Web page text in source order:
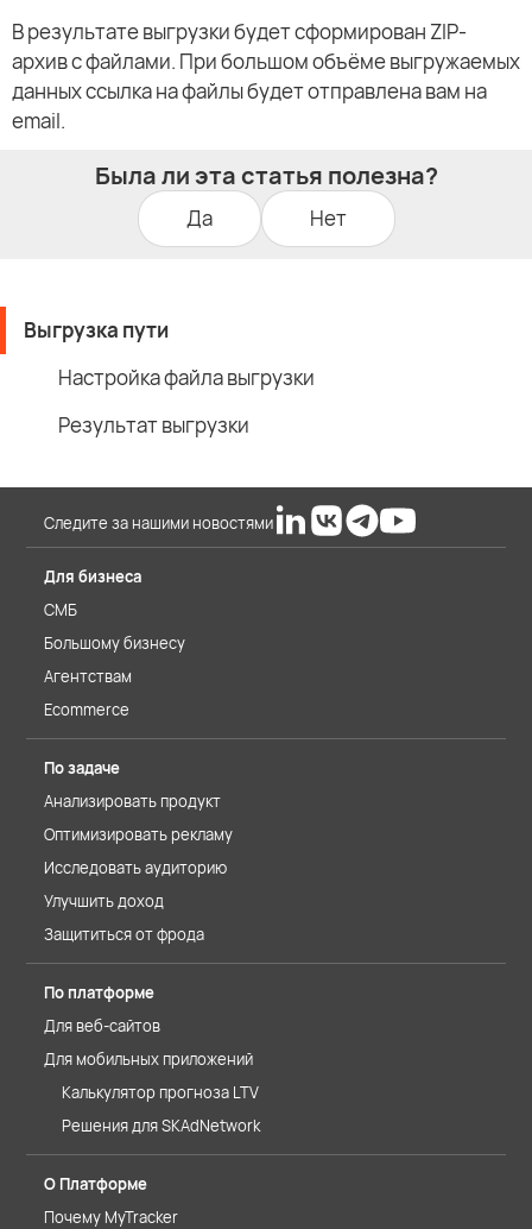
В результате выгрузки будет сформирован ZIP-
архив с файлами. При большом объёме выгружаемых
данных ссылка на файлы будет отправлена вам на
email.
Была ли эта статья полезна?
Да Нет
Выгрузка пути
Настройка файла выгрузки
Результат выгрузки
Следите за нашими новостями
Для бизнеса
СМБ
Большому бизнесу
Агентствам
Ecommerce
По задаче
Анализировать продукт
Оптимизировать рекламу
Исследовать аудиторию
Улучшить доход
Защититься от фрода
По платформе
Для веб-сайтов
Для мобильных приложений
Калькулятор прогноза LTV
Решения для SKAdNetwork
О Платформе
Почему MyTracker